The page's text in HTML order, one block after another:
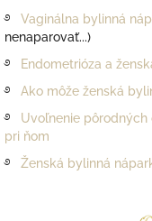
࿔ Vaginálna bylinná
nenaparovať...)
࿔
Endometrióza a
࿔ Ako môže ženská
࿔ Uvoľnenie
pri ňom
࿔ Ženská bylinná